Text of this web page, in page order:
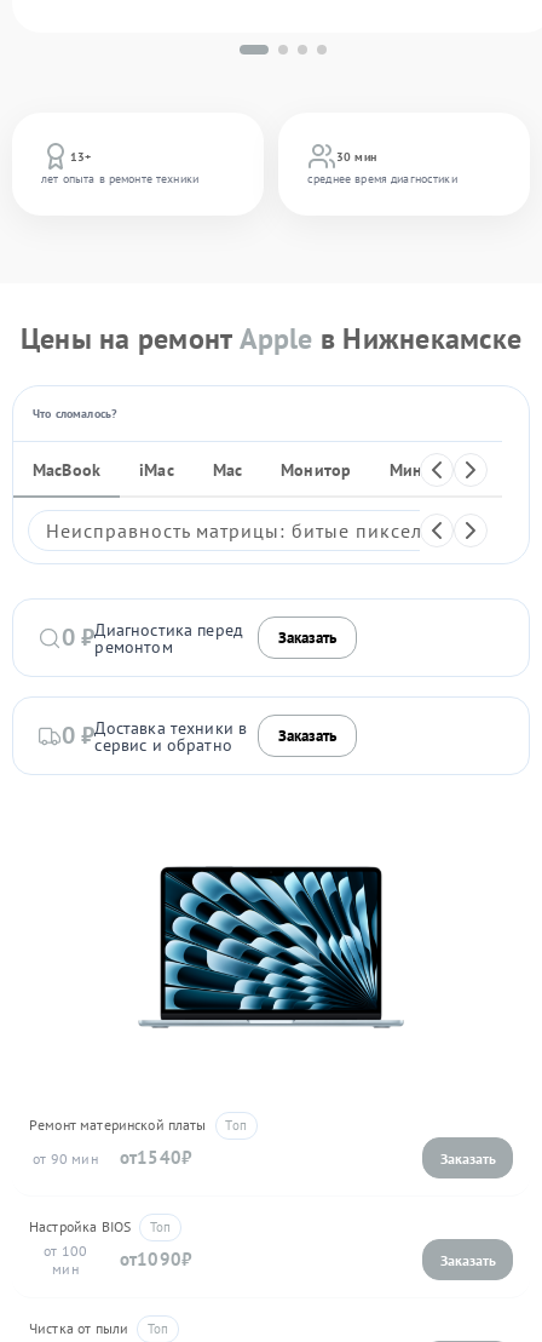
13+
лет опыта в ремонте техники
30 мин
среднее время диагностики
Цены на ремонтApple в Нижнекамске
Что сломалось?
MacBook iMac Mac Монитор Мини ПК
Неисправность матрицы: битые пиксели,
0 ₽Диагностика перед
ремонтом Заказать
0 ₽Доставка техники в
сервис и обратно Заказать
Ремонт материнской платы
90
1540
Настройка BIOS
100
1090
Чистка от пыли